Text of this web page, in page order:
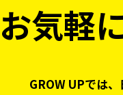
お気軽
GROW UPでは